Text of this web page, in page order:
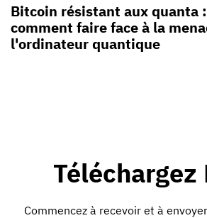
Bitcoin résistant aux quanta
comment faire face à la
l'ordinateur quantique
Commencez à recevoir et à